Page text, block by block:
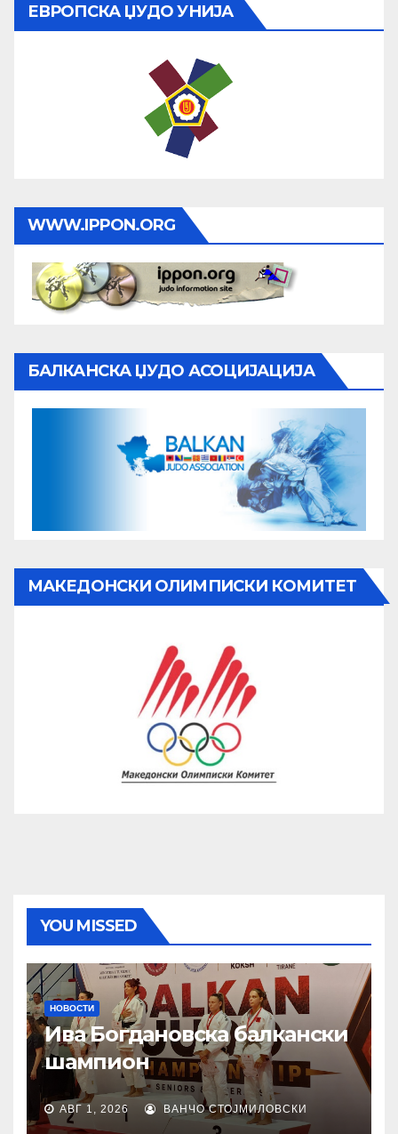
ЕВРОПСКА ЏУДО УНИЈА
WWW.IPPON.ORG
БАЛКАНСКА ЏУДО АСОЦИЈАЦИЈА
МАКЕДОНСКИ ОЛИМПИСКИ КОМИТЕТ
YOU MISSED
НОВОСТИ
Ива Богдановска балкански
шампион
АВГ 1, 2026 ВАНЧО СТОЈМИЛОВСКИ